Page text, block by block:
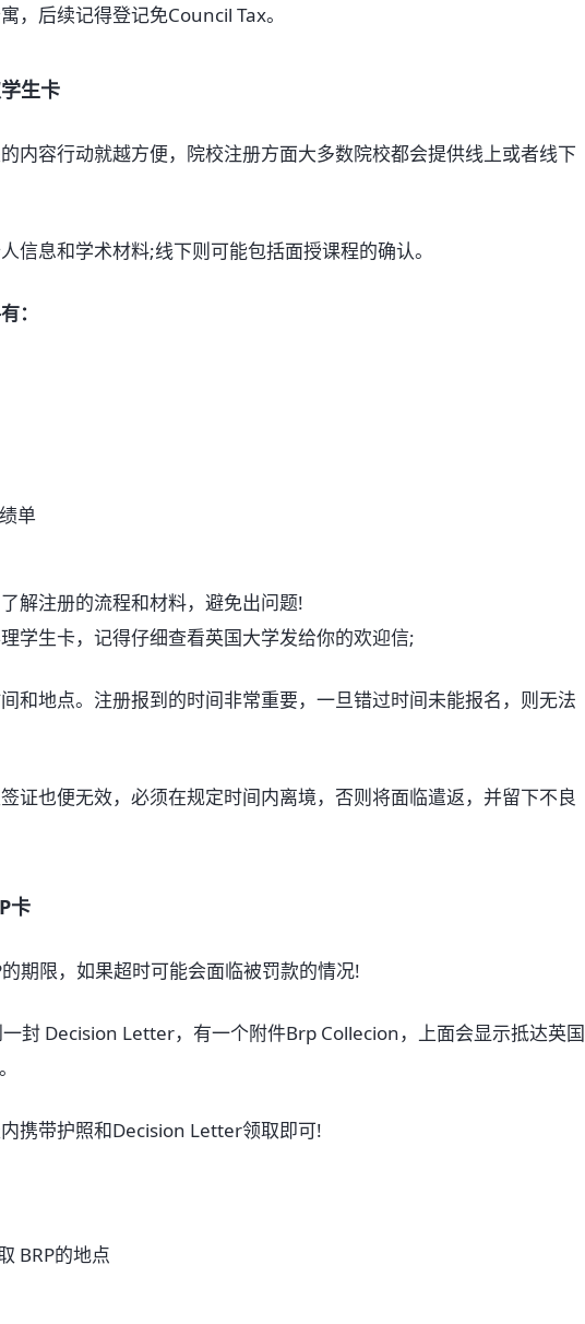
，后续记得登记免Council Tax。
生卡
内容行动就越方便，院校注册方面大多数院校都会提供线上或者线下
信息和学术材料;线下则可能包括面授课程的确认。
：
单
解注册的流程和材料，避免出问题!
学生卡，记得仔细查看英国大学发给你的欢迎信;
和地点。注册报到的时间非常重要，一旦错过时间未能报名，则无法
证也便无效，必须在规定时间内离境，否则将面临遣返，并留下不良
卡
期限，如果超时可能会面临被罚款的情况!
封 Decision Letter，有一个附件Brp Collecion，上面会显示抵达英国
携带护照和Decision Letter领取即可!
BRP的地点